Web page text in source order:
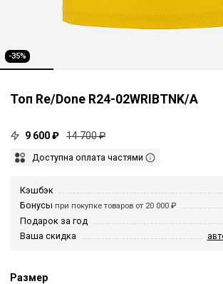
-35%
Топ Re/Done R24-02WRIBTNK/A
9 600 ₽ 14 700 ₽
Доступна оплата частями
Кэшбэк
Бонусы при покупке товаров от 20 000 ₽
Подарок за год
Ваша скидка
Размер